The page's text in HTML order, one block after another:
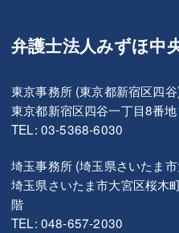
弁護士法人みずほ中
東京事務所 (東京都新宿区四
東京都新宿区四谷一丁目8番
TEL: 03-5368-6030
埼玉事務所 (埼玉県さいたま
埼玉県さいたま市大宮区桜木
階
TEL: 048-657-2030